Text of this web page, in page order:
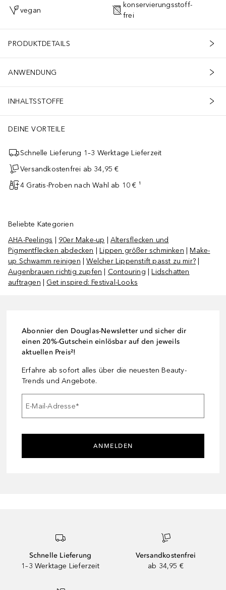
vegan
konservierungsstoff-
frei
PRODUKTDETAILS
ANWENDUNG
INHALTSSTOFFE
DEINE VORTEILE
Schnelle Lieferung 1–3 Werktage Lieferzeit
Versandkostenfrei ab 34,95 €
4 Gratis-Proben nach Wahl ab 10 € ¹
Beliebte Kategorien
AHA-Peelings
90er Make-up |Altersflecken und
Pigmentflecken abdecken |Lippen größer schminken |Make-
up Schwamm reinigen |Welcher Lippenstift passt zu mir?
Augenbrauen richtig zupfen
Contouring |Lidschatten
auftragen
Get inspired: Festival-Looks
Abonnier den Douglas-Newsletter und sicher dir
einen 20%-Gutschein einlösbar auf den jeweils
aktuellen Preis²!
Erfahre ab sofort alles über die neuesten Beauty-
Trends und Angebote.
E-Mail-Adresse*
ANMELDEN
Schnelle Lieferung
1–3 Werktage Lieferzeit
Versandkostenfrei
ab 34,95 €